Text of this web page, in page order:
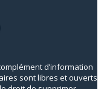
d’information
sont libres et ouverts